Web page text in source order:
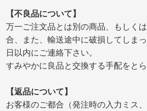
【不良品について】
万一ご注文品とは別の商品、もしく
合、また、輸送途中に破損してしま
日以内にご連絡下さい。
すみやかに良品と交換する手配をとら
【返品について】
お客様のご都合（発注時の入力ミス